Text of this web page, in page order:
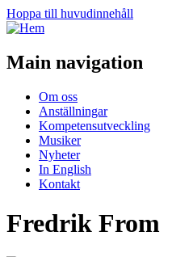
Hoppa till huvudinnehåll
Main navigation
Om oss
Anställningar
Kompetensutveckling
Musiker
Nyheter
In English
Kontakt
Fredrik From